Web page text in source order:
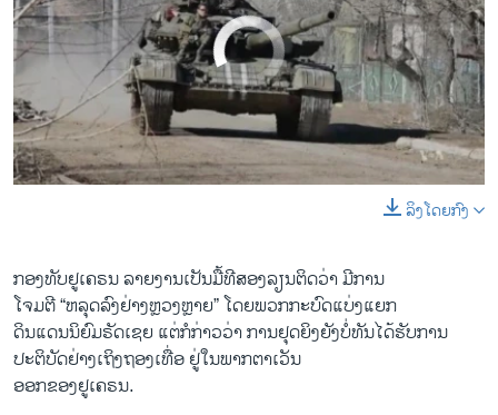
ຊີວິດຊາວລາວ
ຊຸມຊົນຊາວລາວ
ວິທະຍາສາດ-ເທັກໂນໂລຈີ
ທຸລະກິດ
ພາສາອັງກິດ
ລາຍການກະຈາຍສຽງ
ລາຍງານ
ຕິດຕາມພວກເຮົາ ທີ່
SHARE
No media source currently available
ລິງໂດຍກົງ
ກອງທັບ​ຢູ​ເຄຣນ ລາຍ​ງານເປັນ​ມື້​ທີສອງ​ລຽນ​ຕິດ​ວ່າ ມີການ
ໂຈມຕີ “​ຫລຸດ​ລົງ​ຢ່າງຫຼວງຫຼາຍ” ໂດຍພວກ​ກະບົດ​ແບ່ງ​ແຍກ
​ດິນ​ແດນ​ນິຍົມຣັດ​ເຊຍ ​ແຕ່​ກໍກ່າວ​ວ່າ ການ​ຢຸດ​ຍິງ​ຍັງ​ບໍ່​ທັນ​ໄດ້ຮັບການ
ປະຕິບັດຢ່າງເຖິງຖອງເທື່ອ ​ຢູ່​ໃນພາກ​ຕາ​ເວັນ​
ອອກ​ຂອງ​ຢູ​ເຄຣນ.